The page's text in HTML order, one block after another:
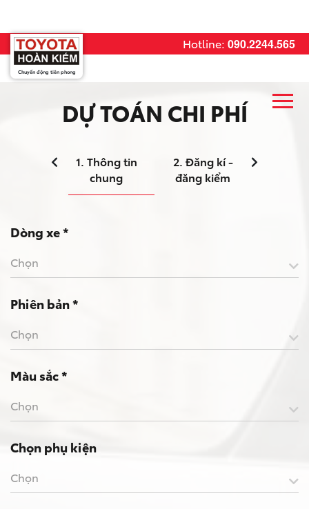
Hotline: 090.2244.565
Chuyển động tiên phong
DỰ TOÁN CHI PHÍ
1. Thông tin
chung
2. Đăng kí -
đăng kiểm
3. Bảo hiểm
Dòng xe *
Chọn
Phiên bản *
Chọn
Màu sắc *
Chọn
Chọn phụ kiện
Chọn